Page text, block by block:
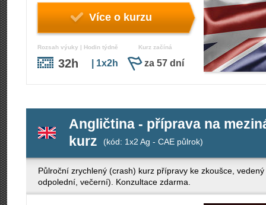
Více o kurzu
Rozsah výuky | Hodin týdně
32h | 1x2h
Kurz začíná
za 57 dní
Angličtina - příprava na
kurz
(kód: 1x2 Ag - CAE půlrok)
Půlroční zrychlený (crash) kurz přípravy ke zkoušce,
odpolední, večerní). Konzultace zdarma.